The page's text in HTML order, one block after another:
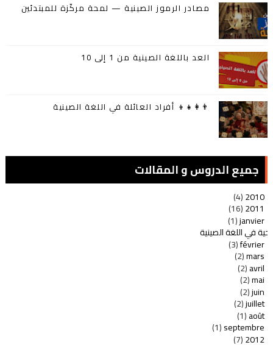
مصادر الرموز الصينية — لمحة مركّزة للمبتدئين
العد باللغة الصينية من 1 إلى 10
👨‍👩‍👧‍👦 أفراد العائلة في اللغة الصينية
جميع الدروس و المقالات
2010
(4)
2011
(16)
janvier
(1)
في اللغة الصينية
février
(3)
mars
(2)
avril
(2)
mai
(2)
juin
(2)
juillet
(2)
août
(1)
septembre
(1)
2012
(7)